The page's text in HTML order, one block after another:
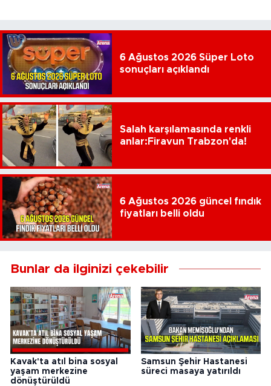
6 Ağustos 2026 Süper Loto
sonuçları açıklandı
Salah karşılamasında renkli
anlar:Firavun Trabzon'da!
6 Ağustos 2026 güncel fındık
fiyatları belli oldu
Bunlar da ilginizi çekebilir
Kavak'ta atıl bina sosyal
yaşam merkezine
dönüştürüldü
Samsun Şehir Hastanesi
süreci masaya yatırıldı